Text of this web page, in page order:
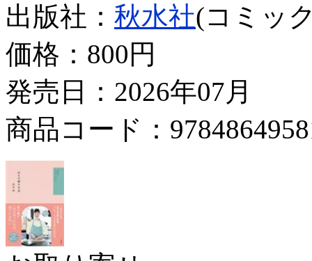
出版社： 秋水社(コミッ
価格： 800円
発売日：2026年07月
商品コード：